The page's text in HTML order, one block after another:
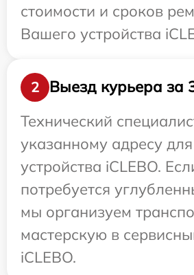
стоимости и сроков
Вашего устройства
2
Выезд курьера за
Технический
указанному адресу
устройства iCLEBO.
потребуется
мы организуем
мастерскую в
iCLEBO.